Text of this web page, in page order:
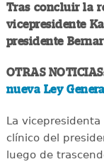
Tras concluir la
vicepresidente
presidente
OTRAS
nueva Ley
La
clínico del
luego de